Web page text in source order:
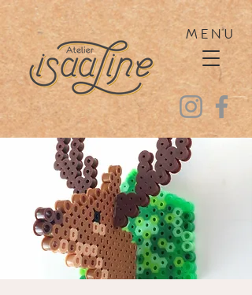
MENU